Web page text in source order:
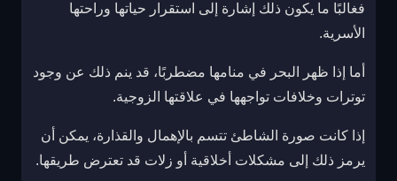
فغالبًا ما يكون ذلك إشارة إلى استقرار حياتها وراحتها
الأسرية.
أما إذا ظهر البحر في منامها مضطربًا، قد ينم ذلك عن وجود
توترات وخلافات تواجهها في علاقتها الزوجية.
إذا كانت صورة الشاطئ تتسم بالإهمال والقذارة، يمكن أن
يرمز ذلك إلى مشكلات أخلاقية أو زلات قد تعترض طريقها.